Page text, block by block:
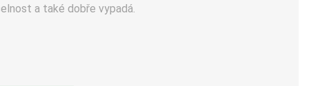
a také dobře vypadá.